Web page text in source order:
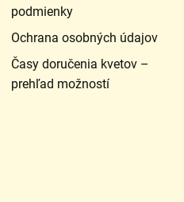
podmienky
Ochrana osobných údajov
Časy doručenia kvetov –
prehľad možností